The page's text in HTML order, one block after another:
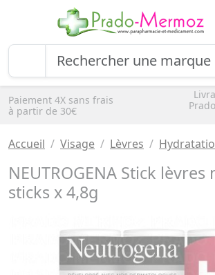
Paiement 4X sans frais
à partir de 30€
Accueil Visage Lèvres
NEUTROGENA Stick
sticks x 4,8g